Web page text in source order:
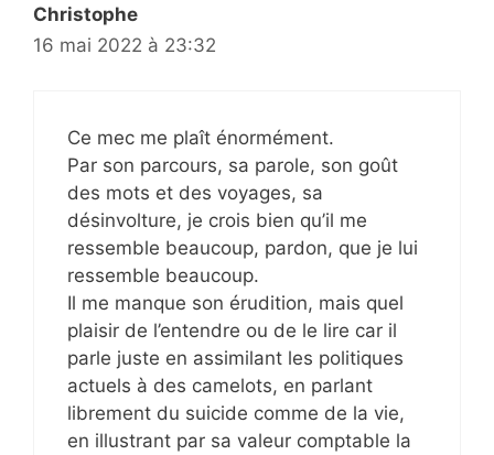
Christophe
16 mai 2022 à 23:32
Ce mec me plaît énormément.
Par son parcours, sa parole, son goût
des mots et des voyages, sa
désinvolture, je crois bien qu’il me
ressemble beaucoup, pardon, que je lui
ressemble beaucoup.
Il me manque son érudition, mais quel
plaisir de l’entendre ou de le lire car il
parle juste en assimilant les politiques
actuels à des camelots, en parlant
librement du suicide comme de la vie,
en illustrant par sa valeur comptable la